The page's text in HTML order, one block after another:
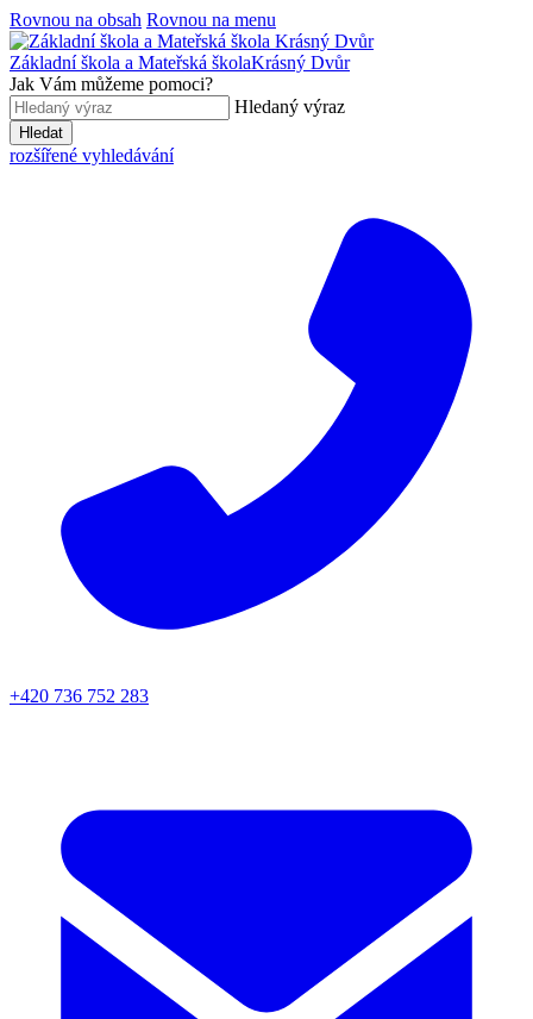
Rovnou na obsah Rovnou na menu
Základní škola a Mateřská školaKrásný Dvůr
Jak Vám můžeme pomoci?
Hledaný výraz
Hledat
rozšířené vyhledávání
+420 736 752 283